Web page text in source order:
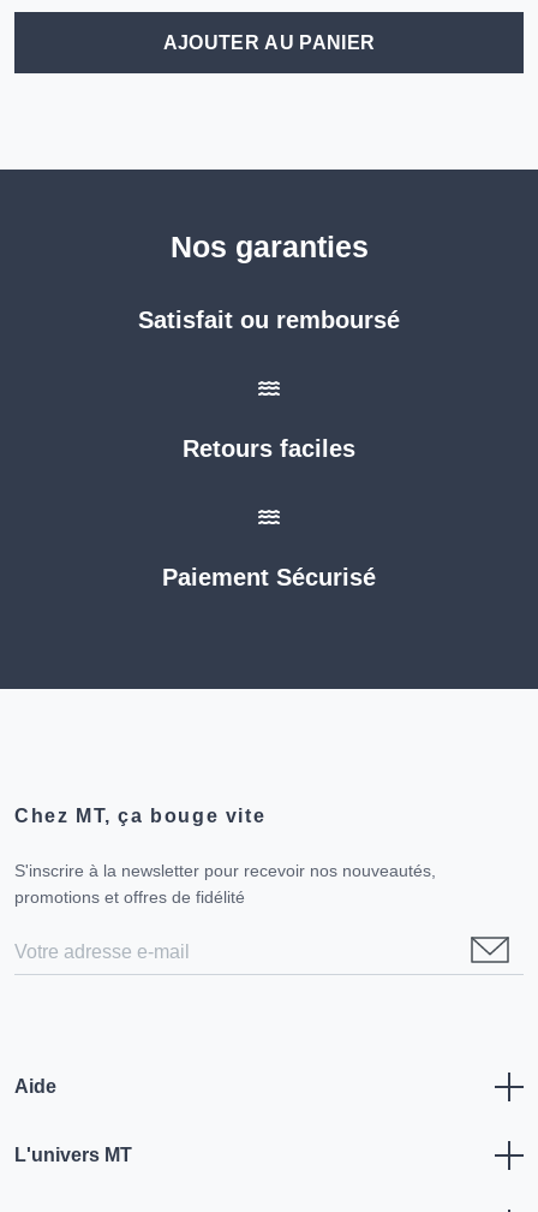
AJOUTER AU PANIER
Nos garanties
Satisfait ou remboursé
Retours faciles
Paiement Sécurisé
Chez MT, ça bouge vite
S'inscrire à la newsletter pour recevoir nos nouveautés,
promotions et offres de fidélité
Aide
L'univers MT